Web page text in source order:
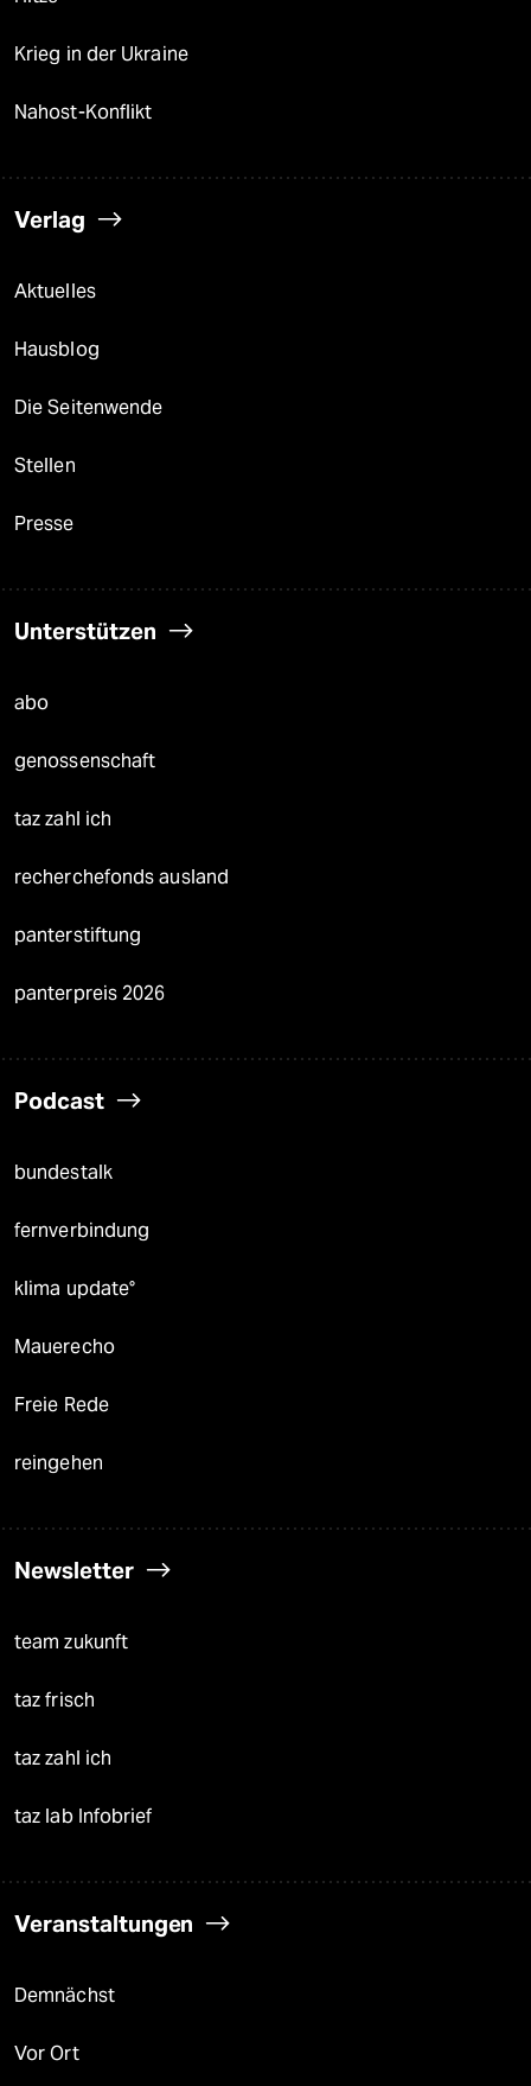
Krieg in der Ukraine
Nahost-Konflikt
Verlag
Aktuelles
Hausblog
Die Seitenwende
Stellen
Presse
Unterstützen
abo
genossenschaft
taz zahl ich
recherchefonds ausland
panterstiftung
panterpreis 2026
Podcast
bundestalk
fernverbindung
klima update°
Mauerecho
Freie Rede
reingehen
Newsletter
team zukunft
taz frisch
taz zahl ich
taz lab Infobrief
Veranstaltungen
Demnächst
Vor Ort